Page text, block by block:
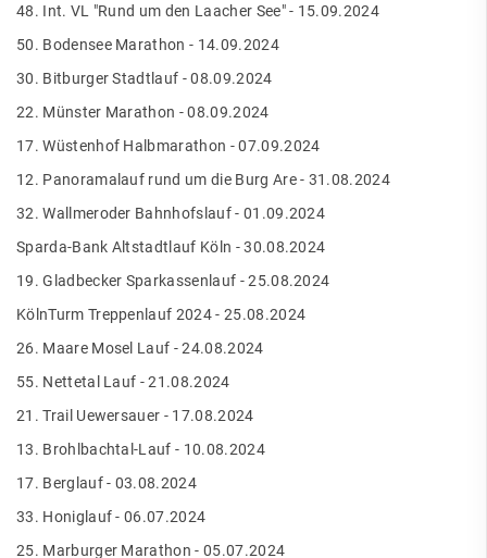
48. Int. VL "Rund um den Laacher See" - 15.09.2024
50. Bodensee Marathon - 14.09.2024
30. Bitburger Stadtlauf - 08.09.2024
22. Münster Marathon - 08.09.2024
17. Wüstenhof Halbmarathon - 07.09.2024
12. Panoramalauf rund um die Burg Are - 31.08.2024
32. Wallmeroder Bahnhofslauf - 01.09.2024
Sparda-Bank Altstadtlauf Köln - 30.08.2024
19. Gladbecker Sparkassenlauf - 25.08.2024
KölnTurm Treppenlauf 2024 - 25.08.2024
26. Maare Mosel Lauf - 24.08.2024
55. Nettetal Lauf - 21.08.2024
21. Trail Uewersauer - 17.08.2024
13. Brohlbachtal-Lauf - 10.08.2024
17. Berglauf - 03.08.2024
33. Honiglauf - 06.07.2024
25. Marburger Marathon - 05.07.2024